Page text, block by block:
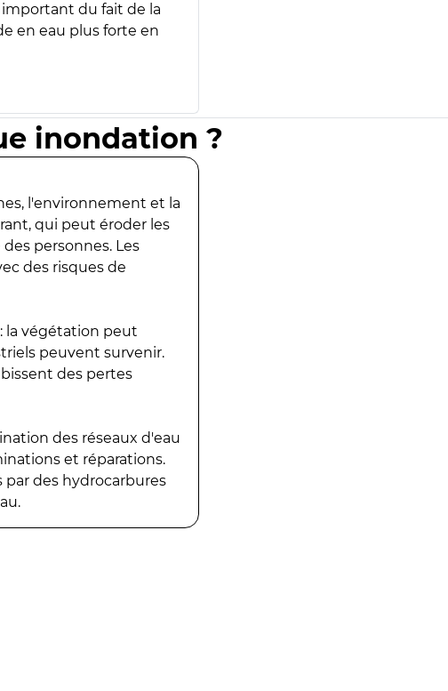
du fait de la
en eau plus forte en
inondation ?
l'environnement et la
qui peut éroder les
personnes. Les
des risques de
la végétation peut
peuvent survenir.
des pertes
des réseaux d'eau
et réparations.
des hydrocarbures